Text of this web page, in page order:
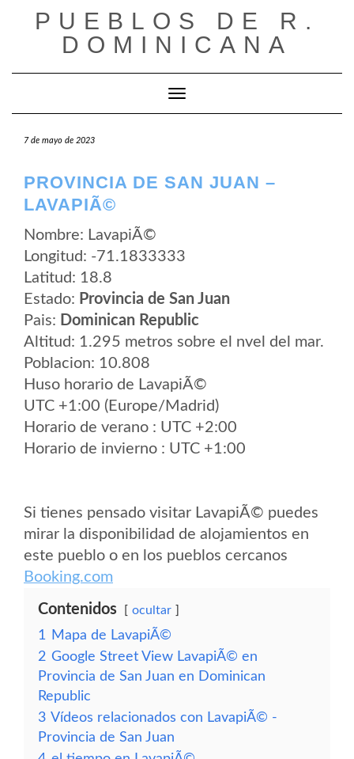
PUEBLOS DE R.
DOMINICANA
Cambiar modo de navegación
7 de mayo de 2023
PROVINCIA DE SAN JUAN –
LAVAPIÃ©
Nombre: LavapiÃ©
Longitud: -71.1833333
Latitud: 18.8
Estado: Provincia de San Juan
Pais: Dominican Republic
Altitud: 1.295 metros sobre el nvel del mar.
Poblacion: 10.808
Huso horario de LavapiÃ©
UTC +1:00 (Europe/Madrid)
Horario de verano : UTC +2:00
Horario de invierno : UTC +1:00
Si tienes pensado visitar LavapiÃ© puedes
mirar la disponibilidad de alojamientos en
este pueblo o en los pueblos cercanos
Booking.com
Contenidos ocultar
1
Mapa de LavapiÃ©
2 Google Street View LavapiÃ© en
Provincia de San Juan en Dominican
Republic
3 Vídeos relacionados con LavapiÃ© -
Provincia de San Juan